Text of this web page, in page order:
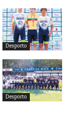
Desporto
Desporto